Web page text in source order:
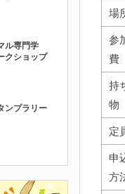
場
参
費
持
物
定
申
方
ル専門学
クショップ
ンプラリー